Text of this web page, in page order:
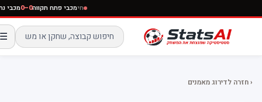
חימכבי פתח תקווה0–0 מכבי
☰
‹ חזרה לדירוג מאמנים